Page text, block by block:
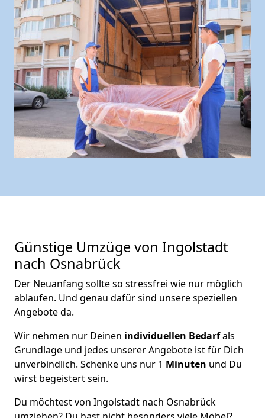
Günstige Umzüge von Ingolstadt
nach Osnabrück
Der Neuanfang sollte so stressfrei wie nur möglich
ablaufen. Und genau dafür sind unsere speziellen
Angebote da.
Wir nehmen nur Deinen individuellen Bedarfals
Grundlage und jedes unserer Angebote ist für Dich
unverbindlich. Schenke uns nur 1 Minuten und Du
wirst begeistert sein.
Du möchtest von Ingolstadt nach Osnabrück